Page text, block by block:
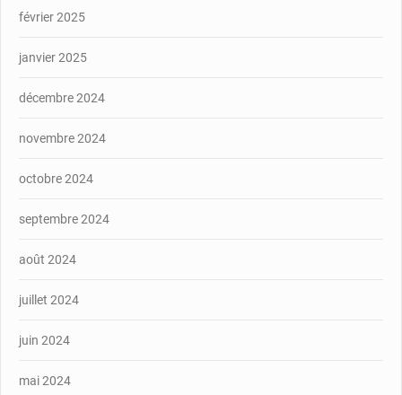
février 2025
janvier 2025
décembre 2024
novembre 2024
octobre 2024
septembre 2024
août 2024
juillet 2024
juin 2024
mai 2024